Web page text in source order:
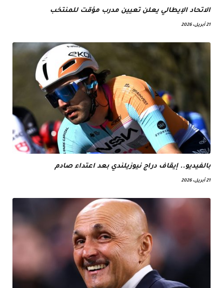
الاتحاد الإيطالي يعلن تعيين مدرب مؤقت للمنتخب
21 أبريل، 2026
بالفيديو.. إيقاف دراج نيوزيلندي بعد اعتداء صادم
21 أبريل، 2026